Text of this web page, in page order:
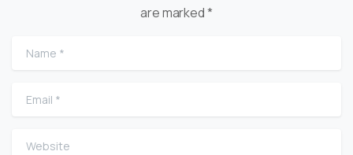
are marked *
Name
Email
Website